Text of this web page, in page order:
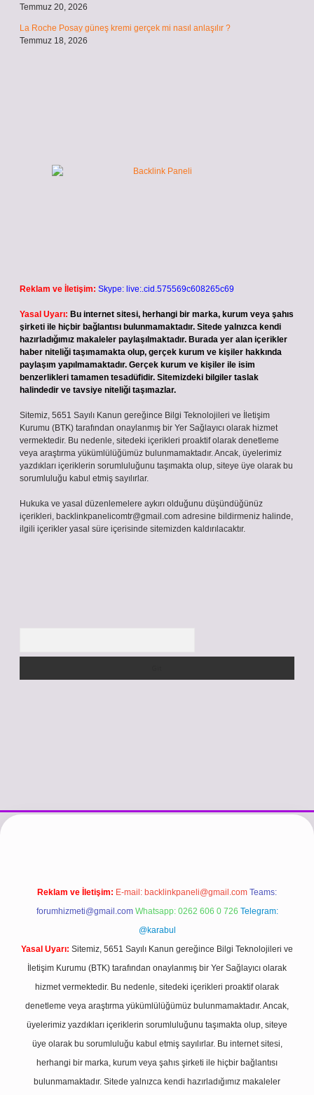
Temmuz 20, 2026
La Roche Posay güneş kremi gerçek mi nasıl anlaşılır ?
Temmuz 18, 2026
Reklam ve İletişim: Skype: live:.cid.575569c608265c69
Yasal Uyarı: Bu internet sitesi, herhangi bir marka, kurum veya şahıs
şirketi ile hiçbir bağlantısı bulunmamaktadır. Sitede yalnızca kendi
hazırladığımız makaleler paylaşılmaktadır. Burada yer alan içerikler
haber niteliği taşımamakta olup, gerçek kurum ve kişiler hakkında
paylaşım yapılmamaktadır. Gerçek kurum ve kişiler ile isim
benzerlikleri tamamen tesadüfidir. Sitemizdeki bilgiler taslak
halindedir ve tavsiye niteliği taşımazlar.
Sitemiz, 5651 Sayılı Kanun gereğince Bilgi Teknolojileri ve İletişim
Kurumu (BTK) tarafından onaylanmış bir Yer Sağlayıcı olarak hizmet
vermektedir. Bu nedenle, sitedeki içerikleri proaktif olarak denetleme
veya araştırma yükümlülüğümüz bulunmamaktadır. Ancak, üyelerimiz
yazdıkları içeriklerin sorumluluğunu taşımakta olup, siteye üye olarak bu
sorumluluğu kabul etmiş sayılırlar.
Hukuka ve yasal düzenlemelere aykırı olduğunu düşündüğünüz
içerikleri, backlinkpanelicomtr@gmail.com adresine bildirmeniz halinde,
ilgili içerikler yasal süre içerisinde sitemizden kaldırılacaktır.
vdcasino güncel girişhttps://www.betexper.xyz/betci.cobetci
Reklam ve İletişim: E-mail: backlinkpaneli@gmail.com Teams:
forumhizmeti@gmail.com Whatsapp: 0262 606 0 726 Telegram:
@karabul
Yasal Uyarı: Sitemiz, 5651 Sayılı Kanun gereğince Bilgi Teknolojileri ve
İletişim Kurumu (BTK) tarafından onaylanmış bir Yer Sağlayıcı olarak
hizmet vermektedir. Bu nedenle, sitedeki içerikleri proaktif olarak
denetleme veya araştırma yükümlülüğümüz bulunmamaktadır. Ancak,
üyelerimiz yazdıkları içeriklerin sorumluluğunu taşımakta olup, siteye
üye olarak bu sorumluluğu kabul etmiş sayılırlar. Bu internet sitesi,
herhangi bir marka, kurum veya şahıs şirketi ile hiçbir bağlantısı
bulunmamaktadır. Sitede yalnızca kendi hazırladığımız makaleler